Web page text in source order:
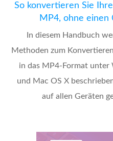
So konvertieren Sie
MP4, ohne einen
In diesem Handbuch
Methoden zum
in das MP4-Format
und Mac OS X
auf allen Geräten